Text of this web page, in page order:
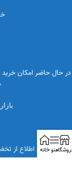
در حال حاضر امکان
برای اطلاع از منو خانه